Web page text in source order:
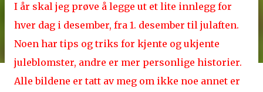
I år skal jeg prøve å legge ut et lite innlegg for
hver dag i desember, fra 1. desember til julaften.
Noen har tips og triks for kjente og ukjente
juleblomster, andre er mer personlige historier.
Alle bildene er tatt av meg om ikke noe annet er